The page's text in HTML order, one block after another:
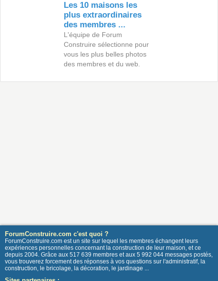
Les 10 maisons les
plus extraordinaires
des membres ...
L'équipe de Forum
Construire sélectionne pour
vous les plus belles photos
des membres et du web.
ForumConstruire.com c'est quoi ?
ForumConstruire.com est un site sur lequel les membres échangent leurs
expériences personnelles concernant la construction de leur maison, et ce
depuis 2004. Grâce aux 517 639 membres et aux 5 992 044 messages postés,
vous trouverez forcement des réponses à vos questions sur l'administratif, la
construction, le bricolage, la décoration, le jardinage ...